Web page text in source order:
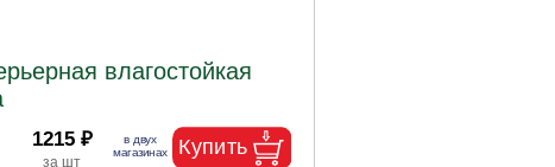
влагостойкая
1215 ₽